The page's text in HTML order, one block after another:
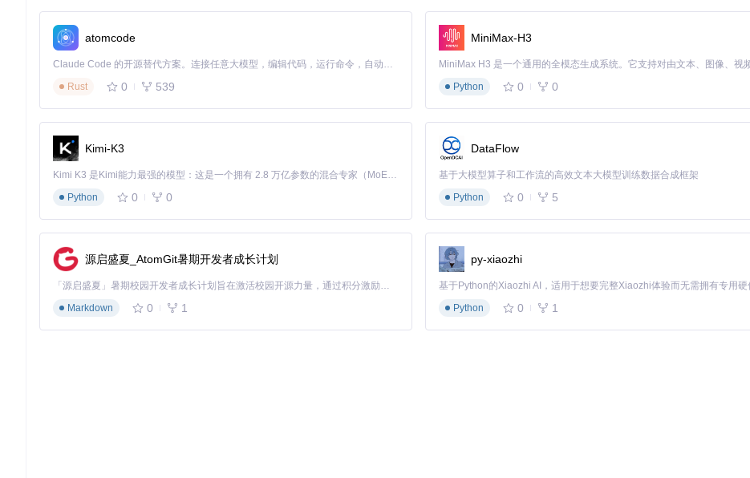
atomcode
Claude Code 的开源替代方案。连接任意大模型，编辑代码，运行命令，自动验证 — 全自动执行。用 Rust 构建，极致性能。 ｜ An open-source alternative to Claude Code. Connect any LLM, edit code, run commands, and verify changes — autonomously. Built in Rust for speed. Get Started
Rust
0 539
MiniMax-H3
Python
0 0
Kimi-K3
Kimi K3 是Kimi能力最强的模型：这是一个拥有 2.8 万亿参数的混合专家（MoE）模型，具备原生视觉理解能力，并支持 100 万 token 的上下文窗口。
Python
0 0
DataFlow
基于大模型算子和工作流的高效文本大模型训练数据合成框架
Python
0 5
源启盛夏_AtomGit暑期开发者成长计划
「源启盛夏」暑期校园开发者成长计划旨在激活校园开源力量，通过积分激励、认证扶持、资源倾斜等形式，引导高校组织和开发者完成「入驻 — 建项目 — 做贡献 — 获认证 — 得资源」的完整闭环。无论你是想带领社团入驻平台的组织者，还是希望用代码贡献证明自己的开发者，都能在这里找到属于你的成长路径。
Markdown
0 1
py-xiaozhi
Python
0 1